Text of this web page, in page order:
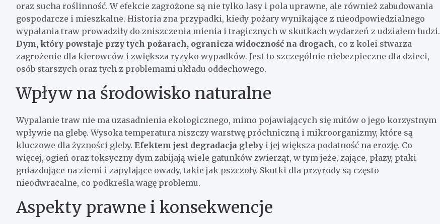
oraz sucha roślinność. W efekcie zagrożone są nie tylko lasy i pola uprawne, ale również zabudowania
gospodarcze i mieszkalne. Historia zna przypadki, kiedy pożary wynikające z nieodpowiedzialnego
wypalania traw prowadziły do zniszczenia mienia i tragicznych w skutkach wydarzeń z udziałem ludzi.
Dym, który powstaje przy tych pożarach, ogranicza widoczność na drogach, co z kolei stwarza
zagrożenie dla kierowców i zwiększa ryzyko wypadków. Jest to szczególnie niebezpieczne dla dzieci,
osób starszych oraz tych z problemami układu oddechowego.
Wpływ na środowisko naturalne
Wypalanie traw nie ma uzasadnienia ekologicznego, mimo pojawiających się mitów o jego korzystnym
wpływie na glebę. Wysoka temperatura niszczy warstwę próchniczną i mikroorganizmy, które są
kluczowe dla żyzności gleby. Efektem jest degradacja gleby i jej większa podatność na erozję. Co
więcej, ogień oraz toksyczny dym zabijają wiele gatunków zwierząt, w tym jeże, zające, płazy, ptaki
gniazdujące na ziemi i zapylające owady, takie jak pszczoły. Skutki dla przyrody są często
nieodwracalne, co podkreśla wagę problemu.
Aspekty prawne i konsekwencje